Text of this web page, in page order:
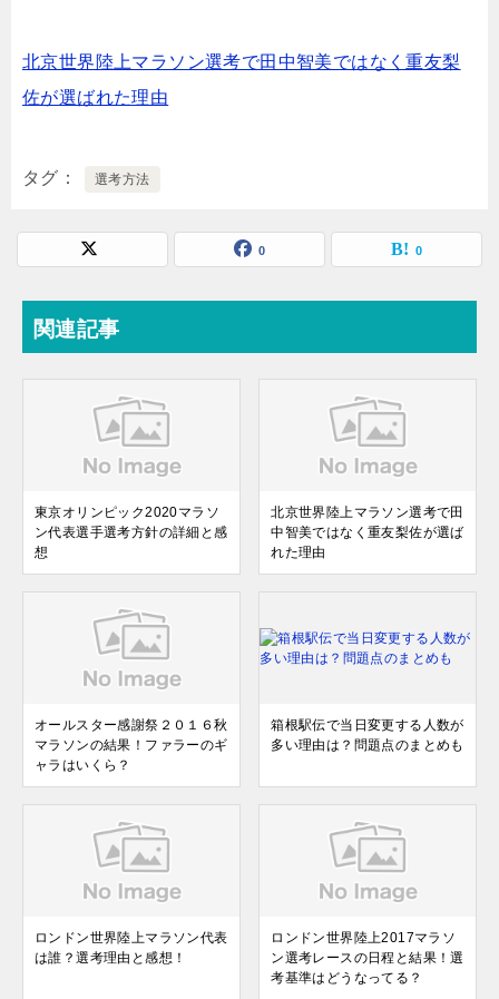
北京世界陸上マラソン選考で田中智美ではなく重友梨
佐が選ばれた理由
タグ 選考方法
0 0
関連記事
東京オリンピック2020マラソ
ン代表選手選考方針の詳細と感
想
北京世界陸上マラソン選考で田
中智美ではなく重友梨佐が選ば
れた理由
オールスター感謝祭２０１６秋
マラソンの結果！ファラーのギ
ャラはいくら？
箱根駅伝で当日変更する人数が
多い理由は？問題点のまとめも
ロンドン世界陸上マラソン代表
は誰？選考理由と感想！
ロンドン世界陸上2017マラソ
ン選考レースの日程と結果！選
考基準はどうなってる？